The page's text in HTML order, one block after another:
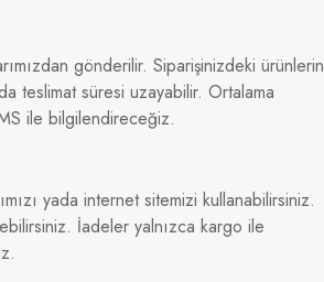
gönderilir. Siparişinizdeki ürünlerin
teslimat süresi uzayabilir. Ortalama
ile bilgilendireceğiz.
yada internet sitemizi kullanabilirsiniz.
İadeler yalnızca kargo ile